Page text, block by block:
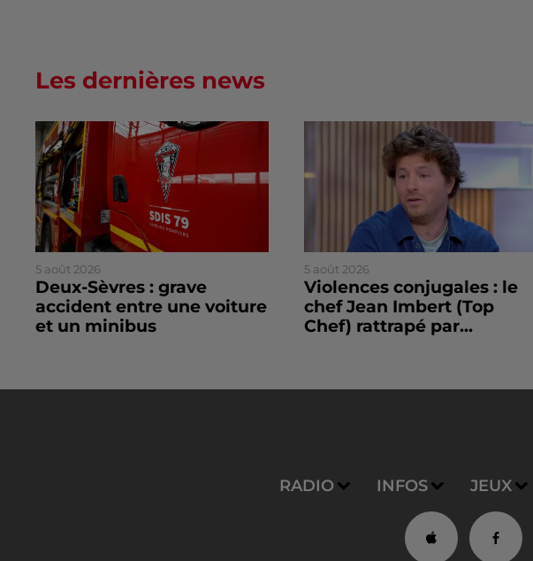
Les dernières news
5 août 2026
Deux-Sèvres : grave
accident entre une voiture
et un minibus
5 août 2026
Violences conjugales : le
chef Jean Imbert (Top
Chef) rattrapé par...
RADIO INFOS JEUX